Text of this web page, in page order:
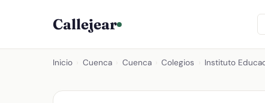
Callejear
Inicio Cuenca Cuenca Colegios Instituto